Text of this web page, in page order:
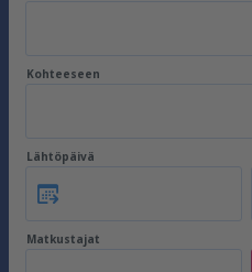
Kohteeseen
Lähtöpäivä
Matkustajat